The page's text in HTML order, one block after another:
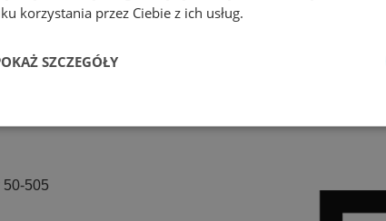
50-505
korzystania przez Ciebie z ich usług.
SZCZEGÓŁY